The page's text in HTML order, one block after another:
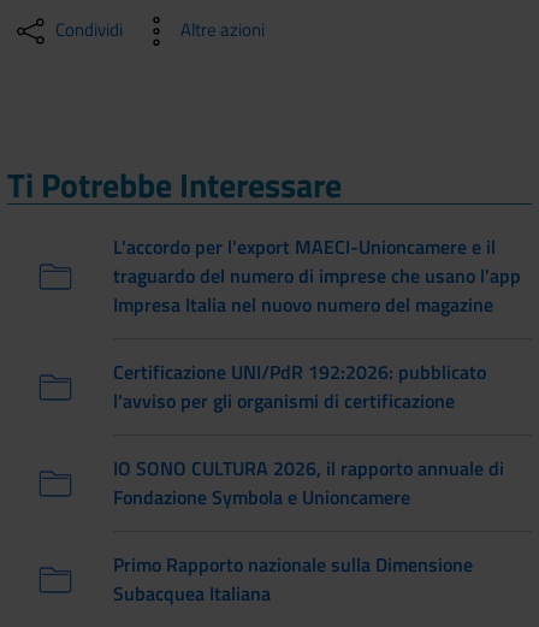
Condividi Altre azioni
Ti Potrebbe Interessare
L'accordo per l'export MAECI-Unioncamere e il
traguardo del numero di imprese che usano l'app
Impresa Italia nel nuovo numero del magazine
Certificazione UNI/PdR 192:2026: pubblicato
l'avviso per gli organismi di certificazione
IO SONO CULTURA 2026, il rapporto annuale di
Fondazione Symbola e Unioncamere
Primo Rapporto nazionale sulla Dimensione
Subacquea Italiana